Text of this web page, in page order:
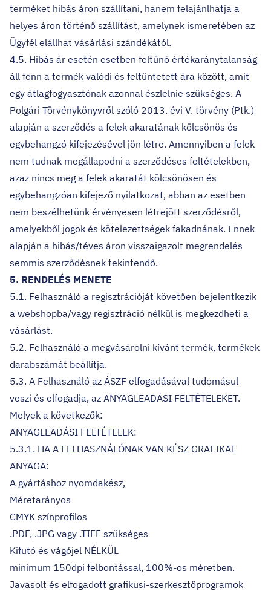
terméket hibás áron szállítani, hanem felajánlhatja a
helyes áron történő szállítást, amelynek ismeretében az
Ügyfél elállhat vásárlási szándékától.
4.5. Hibás ár esetén esetben feltűnő értékaránytalanság
áll fenn a termék valódi és feltüntetett ára között, amit
egy átlagfogyasztónak azonnal észlelnie szükséges. A
Polgári Törvénykönyvről szóló 2013. évi V. törvény (Ptk.)
alapján a szerződés a felek akaratának kölcsönös és
egybehangzó kifejezésével jön létre. Amennyiben a felek
nem tudnak megállapodni a szerződéses feltételekben,
azaz nincs meg a felek akaratát kölcsönösen és
egybehangzóan kifejező nyilatkozat, abban az esetben
nem beszélhetünk érvényesen létrejött szerződésről,
amelyekből jogok és kötelezettségek fakadnának. Ennek
alapján a hibás/téves áron visszaigazolt megrendelés
semmis szerződésnek tekintendő.
5. RENDELÉS MENETE
5.1. Felhasználó a regisztrációját követően bejelentkezik
a webshopba/vagy regisztráció nélkül is megkezdheti a
vásárlást.
5.2. Felhasználó a megvásárolni kívánt termék, termékek
darabszámát beállítja.
5.3. A Felhasználó az ÁSZF elfogadásával tudomásul
veszi és elfogadja, az ANYAGLEADÁSI FELTÉTELEKET.
Melyek a következők:
ANYAGLEADÁSI FELTÉTELEK:
5.3.1. HA A FELHASZNÁLÓNAK VAN KÉSZ GRAFIKAI
ANYAGA:
A gyártáshoz nyomdakész,
Méretarányos
CMYK színprofilos
.PDF, .JPG vagy .TIFF szükséges
Kifutó és vágójel NÉLKÜL
minimum 150dpi felbontással, 100%-os méretben.
Javasolt és elfogadott grafikusi-szerkesztőprogramok